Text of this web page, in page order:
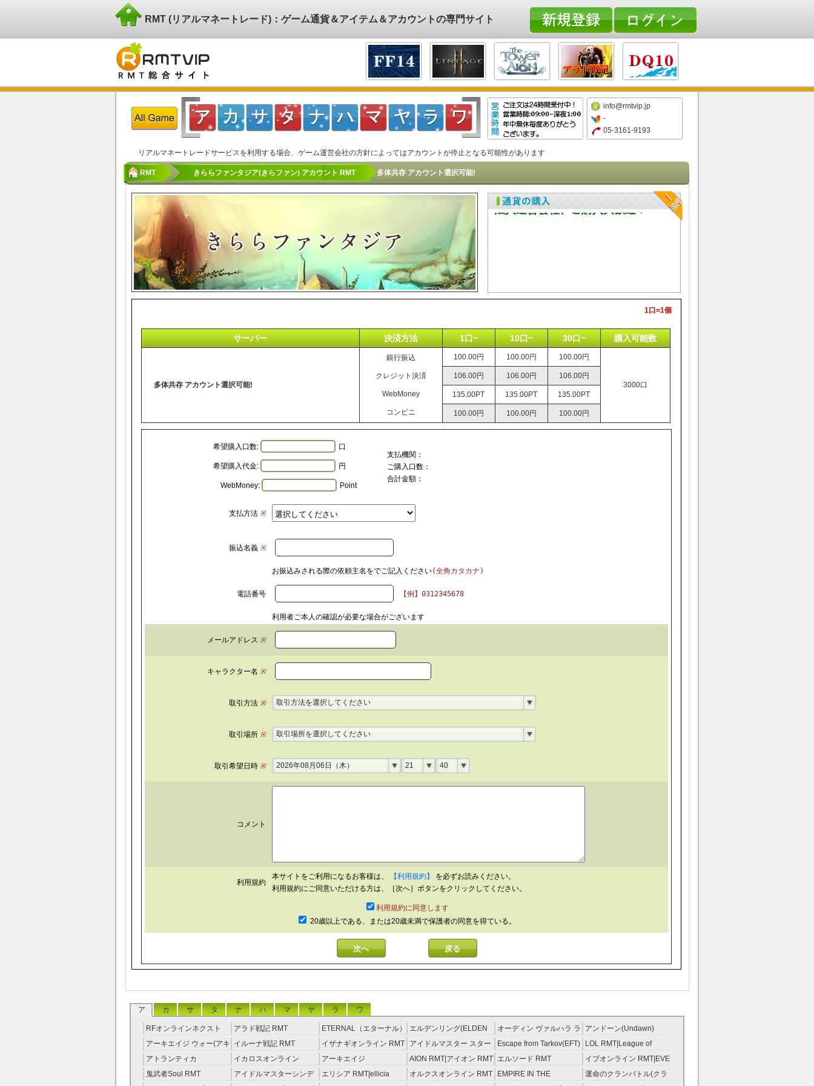
RMT (リアルマネートレード)：ゲーム通貨＆アイテム＆アカウントの専門サイト
info@rmtvip.jp
-
05-3161-9193
リアルマネートレードサービスを利用する場合、ゲーム運営会社の方針によってはアカウントが停止となる可能性があります
RMT きららファンタジア(きらファン) アカウント RMT 多体共存 アカウント選択可能!
アカウント内の石は毎日ログインで獲得しますので、ご安心くだ
法人運営会社、ご購入大歓迎！
1口=1個
サーバー 決済方法 1口~ 10口~ 30口~ 購入可能数
多体共存 アカウント選択可能!
銀行振込
クレジット決済
WebMoney
コンビニ
100.00円 100.00円 100.00円
3000口
106.00円 106.00円 106.00円
135.00PT 135.00PT 135.00PT
100.00円 100.00円 100.00円
希望購入口数:
口
支払機関：
ご購入口数：
合計金額：
希望購入代金: 円
WebMoney: Point
支払方法※
振込名義※
お振込みされる際の依頼主名をでご記入ください(全角カタカナ)
電話番号 【例】0312345678
利用者ご本人の確認が必要な場合がございます
メールアドレス ※
キャラクター名 ※
取引方法※ 取引方法を選択してください
取引場所※ 取引場所を選択してください
取引希望日時※ 2026年08月06日（木） 21 40
コメント
利用規約
本サイトをご利用になるお客様は、 【利用規約】
を必ずお読みください。
利用規約にご同意いただける方は、［次へ］ボタンをクリックしてください。
利用規約に同意します
20歳以上である、または20歳未満で保護者の同意を得ている。
ア カ サ タ ナ ハ マ ヤ ラ ワ
RFオンラインネクスト
RMT
アラド戦記 RMT
ETERNAL（エターナル）
RMT
エルデンリング(ELDEN
RING) RMT
オーディン ヴァルハラ ラ
イジング RMT
アンドーン(Undawn)
RMT
アーキエイジ ウォー(アキ
ウオ) RMT
イルーナ戦記 RMT イザナギオンライン RMT
アイドルマスター スター
ライトステージ RMT
Escape from Tarkov(EFT)
RMT
LOL RMT|League of
Legends RMT
アトランティカ
RMT|Atlantica RMT
イカロスオンライン
RMT（予約制）
アーキエイジ
RMT|ArcheAge RMT（予
約制）
AION RMT|アイオン RMT エルソード RMT
イブオンライン RMT|EVE
RMT
鬼武者Soul RMT
アイドルマスターシンデ
エリシア RMT|ellicia
オルクスオンライン RMT
EMPIRE IN THE
運命のクランバトル(クラ